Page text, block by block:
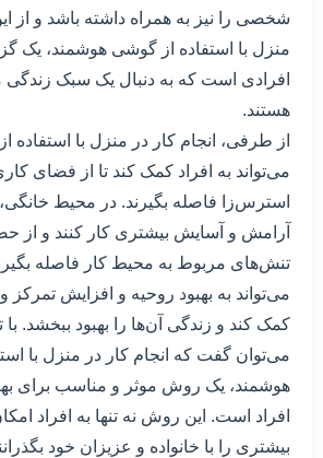
شخصی را نیز به همراه داشته باشد و از
منزل با استفاده از گوشی هوشمند، یک
افرادی است که به دنبال یک سبک زندگی
هستند.
از طرفی، انجام کار در منزل با
می‌تواند به افراد کمک کند تا از فضای
استرس‌زا فاصله بگیرند. در محیط خانگی،
آرامش و آسایش بیشتری کار کنند و از
تنش‌های مربوط به محیط کار فاصله
می‌تواند به بهبود روحیه و افزایش تمرکز
کمک کند و زندگی آن‌ها را بهبود ببخشد. با
می‌توان گفت که انجام کار در منزل با
هوشمند، یک روش موثر و مناسب برای
افراد است. این روش نه تنها به افراد
بیشتری را با خانواده و عزیزان خود